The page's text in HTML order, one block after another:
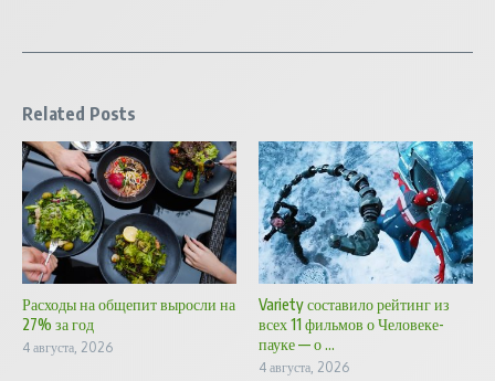
Related Posts
Расходы на общепит выросли на
27% за год
4 августа, 2026
Variety составило рейтинг из
всех 11 фильмов о Человеке-
пауке — о ...
4 августа, 2026